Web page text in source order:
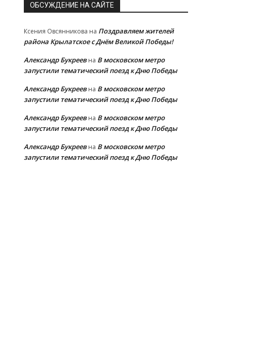
ОБСУЖДЕНИЕ НА САЙТЕ
Ксения Овсянникова на Поздравляем жителей
района Крылатское с Днём Великой Победы!
Александр Букреевна В московском метро
запустили тематический поезд к Дню Победы
Александр Букреевна В московском метро
запустили тематический поезд к Дню Победы
Александр Букреевна В московском метро
запустили тематический поезд к Дню Победы
Александр Букреевна В московском метро
запустили тематический поезд к Дню Победы